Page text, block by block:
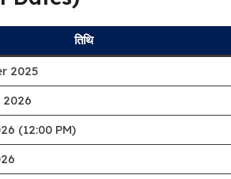
तिथि
2025
(12:00 PM)